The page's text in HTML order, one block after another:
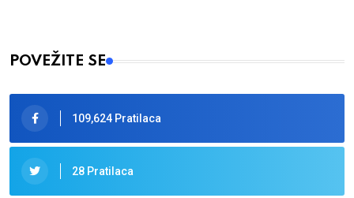
POVEŽITE SE
109,624 Pratilaca
28 Pratilaca